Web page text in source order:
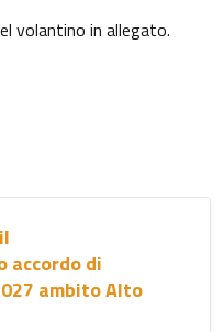
volantino in allegato.
accordo di
ambito Alto